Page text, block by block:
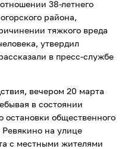
38-летнего
района,
тяжкого вреда
утвердил
в пресс-службе
вечером 20 марта
в состоянии
остановки общественного
на улице
с местными жителями